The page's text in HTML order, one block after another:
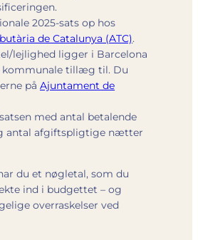
2025-sats op hos
de Catalunya (ATC).
lejlighed ligger i Barcelona
tillæg til. Du
på Ajuntament de
med antal betalende
antal afgiftspligtige nætter
du et nøgletal, som du
ind i budgettet – og
overraskelser ved